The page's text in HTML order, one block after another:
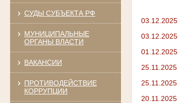
СУДЫ СУБЪЕКТА РФ
МУНИЦИПАЛЬНЫЕ
ОРГАНЫ ВЛАСТИ
ВАКАНСИИ
ПРОТИВОДЕЙСТВИЕ
КОРРУПЦИИ
03.12.2025
03.12.2025
01.12.2025
25.11.2025
25.11.2025
20.11.2025